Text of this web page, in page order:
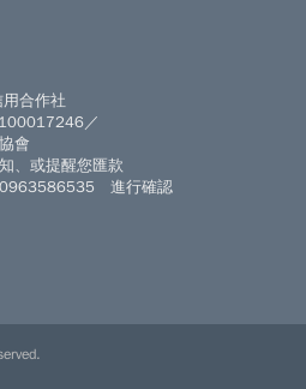
合作社
／
會
、或提醒您匯款
0963586535 進行確認